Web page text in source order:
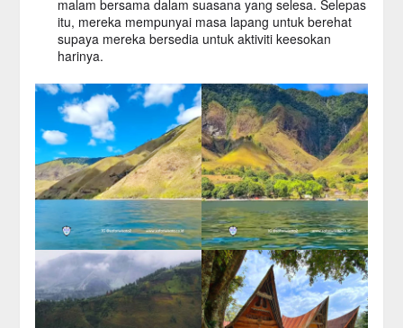
malam bersama dalam suasana yang selesa. Selepas
itu, mereka mempunyai masa lapang untuk berehat
supaya mereka bersedia untuk aktiviti keesokan
harinya.